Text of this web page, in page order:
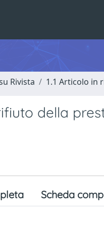
Rivista 1.1 Articolo in
della
Scheda